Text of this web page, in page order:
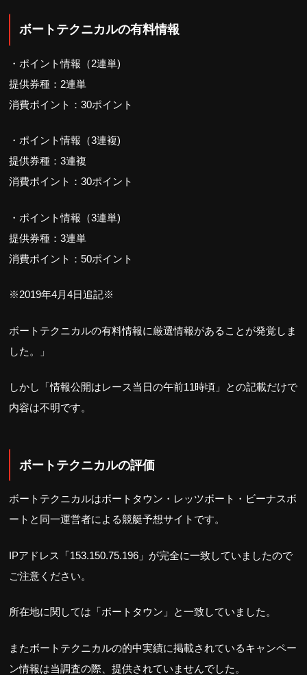
ボートテクニカルの有料情報
・ポイント情報（2連単)
提供券種：2連単
消費ポイント：30ポイント
・ポイント情報（3連複)
提供券種：3連複
消費ポイント：30ポイント
・ポイント情報（3連単)
提供券種：3連単
消費ポイント：50ポイント
※2019年4月4日追記※
ボートテクニカルの有料情報に厳選情報があることが発覚しま
した。」
しかし「情報公開はレース当日の午前11時頃」との記載だけで
内容は不明です。
ボートテクニカルの評価
ボートテクニカルはボートタウン・レッツボート・ビーナスボ
ートと同一運営者による競艇予想サイトです。
IPアドレス「153.150.75.196」が完全に一致していましたので
ご注意ください。
所在地に関しては「ボートタウン」と一致していました。
またボートテクニカルの的中実績に掲載されているキャンペー
ン情報は当調査の際、提供されていませんでした。